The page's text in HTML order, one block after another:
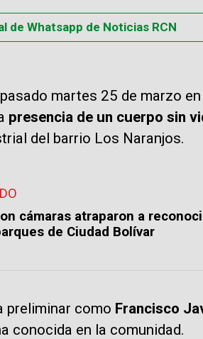
de Whatsapp de Noticias RCN
martes 25 de marzo
presencia de un cuerpo sin
del barrio Los Naranjos.
cámaras atraparon a
de Ciudad Bolívar
preliminar como Francisco
conocida en la comunidad.